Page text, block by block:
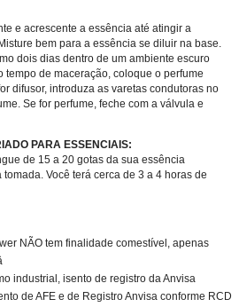
e acrescente a essência até atingir a
bem para a essência se diluir na base.
dois dias dentro de um ambiente escuro
tempo de maceração, coloque o perfume
difusor, introduza as varetas condutoras no
Se for perfume, feche com a válvula e
PARA ESSENCIAIS:
de 15 a 20 gotas da sua essência
Você terá cerca de 3 a 4 horas de
NÃO tem finalidade comestível, apenas
industrial, isento de registro da Anvisa
de AFE e de Registro Anvisa conforme RCD